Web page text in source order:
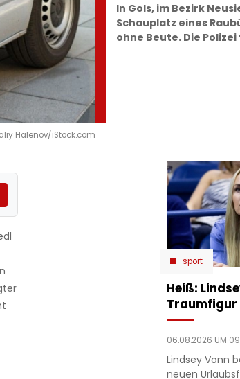
Halenov/iStock.com
In Gols, im Bezirk
Schauplatz eines
ohne Beute. Die
sport
Heiß:
Traumfigur
06.08.2026 UM
Lindsey Vonn
neuen